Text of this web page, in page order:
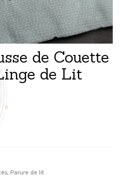
de Couette
de Lit
, Parure de lit